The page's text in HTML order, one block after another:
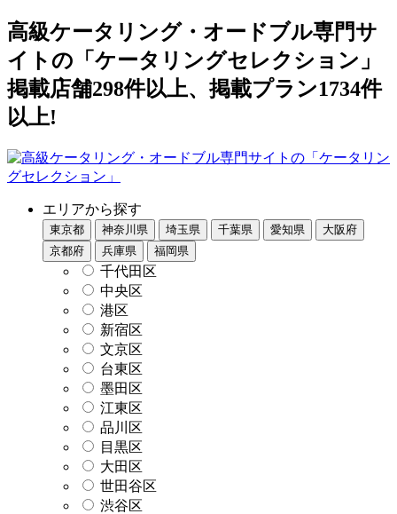
高級ケータリング・オードブル専門サ
イトの「ケータリングセレクション」
掲載店舗298件以上、掲載プラン1734件
以上!
エリアから探す
東京都 神奈川県 埼玉県 千葉県 愛知県
大阪府
京都府
兵庫県 福岡県
千代田区
中央区
港区
新宿区
文京区
台東区
墨田区
江東区
品川区
目黒区
大田区
世田谷区
渋谷区